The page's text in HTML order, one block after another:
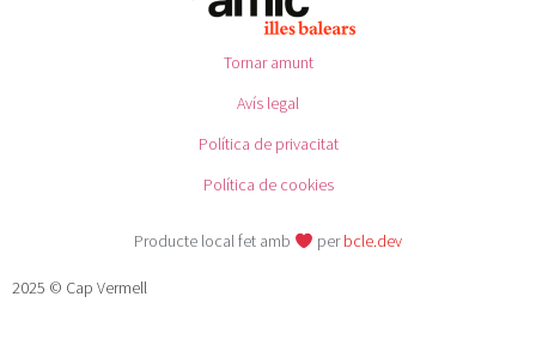
Tornar amunt
Avís legal
Política de privacitat
Política de cookies
Producte local fet amb perbcle.dev
2025 © Cap Vermell